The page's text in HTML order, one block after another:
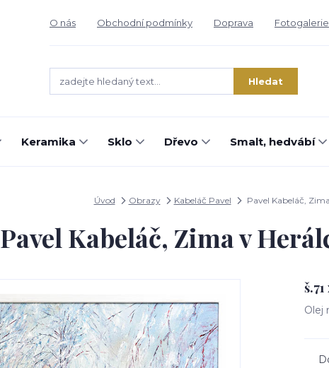
O nás Obchodní podmínky Doprava Fotogalerie
Hledat
Keramika Sklo Dřevo Smalt, hedvábí
Úvod Obrazy Kabeláč Pavel Pavel Kabeláč,
Pavel Kabeláč, Zima v
Olej